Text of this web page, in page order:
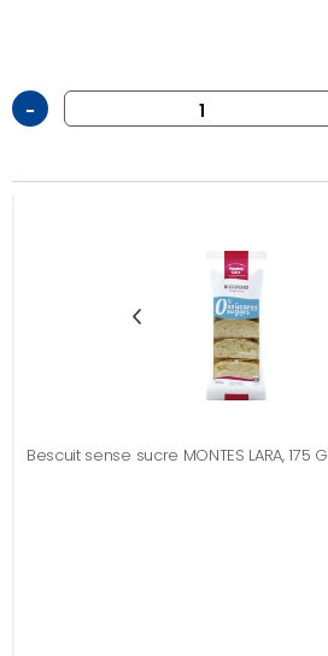
-
Bescuit sense sucre MONTES LARA, 175 G